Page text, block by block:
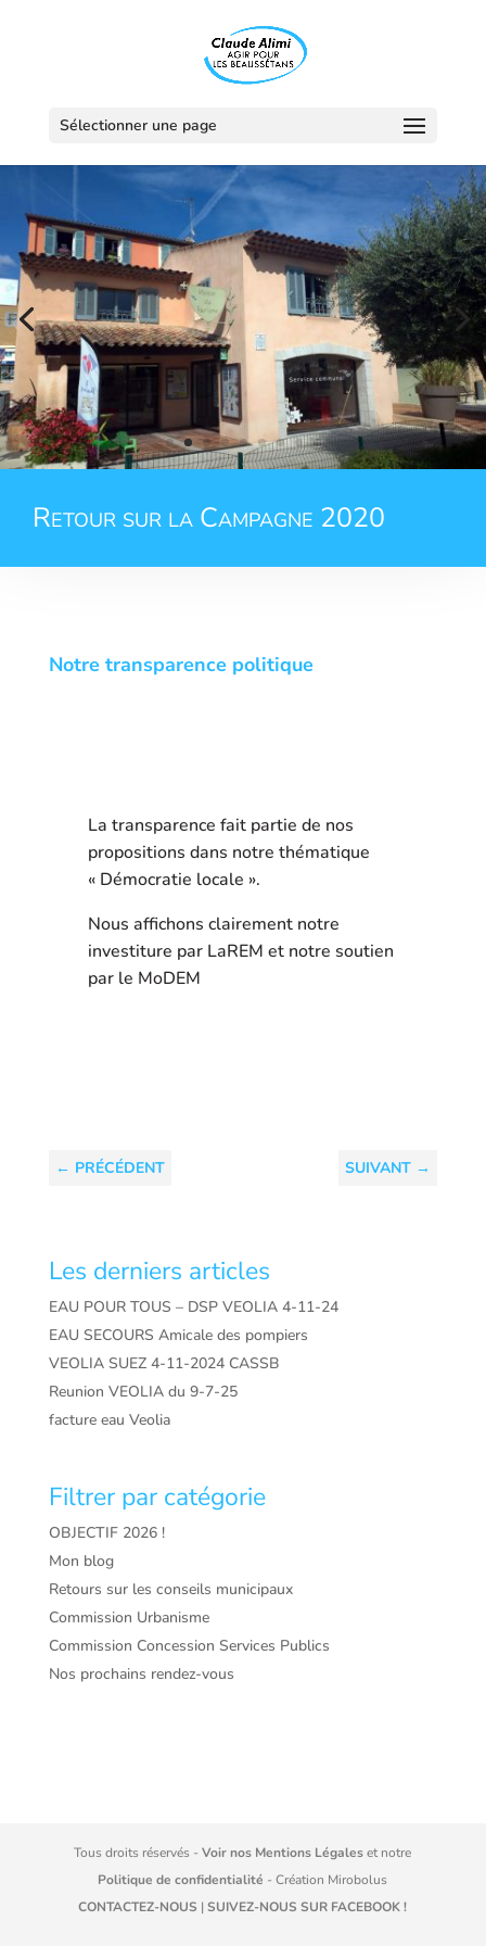
Sélectionner une page
Retour sur la Campagne 2020
Notre transparence politique
La transparence fait partie de nos
propositions dans notre thématique
« Démocratie locale ».
Nous affichons clairement notre
investiture par LaREM et notre soutien
par le MoDEM
← PRÉCÉDENT SUIVANT →
Les derniers articles
EAU POUR TOUS – DSP VEOLIA 4-11-24
EAU SECOURS Amicale des pompiers
VEOLIA SUEZ 4-11-2024 CASSB
Reunion VEOLIA du 9-7-25
facture eau Veolia
Filtrer par catégorie
OBJECTIF 2026 !
Mon blog
Retours sur les conseils municipaux
Commission Urbanisme
Commission Concession Services Publics
Nos prochains rendez-vous
Tous droits réservés -Voir nos Mentions Légaleset notre
Politique de confidentialité - Création Mirobolus
CONTACTEZ-NOUS |SUIVEZ-NOUS SUR FACEBOOK !